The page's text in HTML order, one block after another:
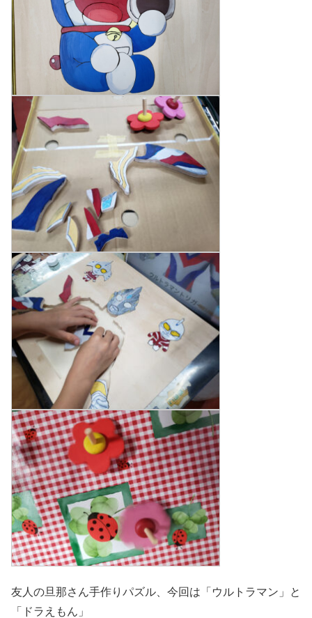
友人の旦那さん手作りパズル、今回は「ウルトラマン」と
「ドラえもん」